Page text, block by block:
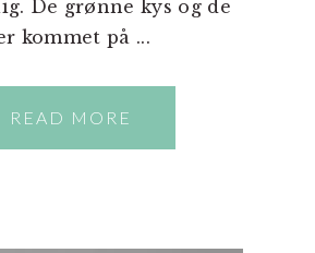
De grønne kys og de
kommet på ...
READ MORE